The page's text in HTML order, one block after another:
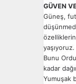
GÜVEN
Güneş,
yaşıyoruz.
Bunu
kadar
Yumuşak